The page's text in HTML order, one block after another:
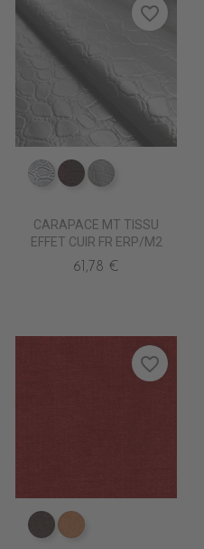
ED0030 Argent
ED0011 Chocolat
ED0000 Blanc
CARAPACE MT TISSU
EFFET CUIR FR ERP/M2
61,78 €
favorite_border
ES3514 Bistre
ES3516 Fauve
favorite_border